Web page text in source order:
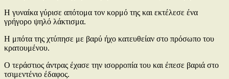
Η γυναίκα γύρισε απότομα τον κορμό της και εκτέλεσε ένα
γρήγορο ψηλό λάκτισμα.
Η μπότα της χτύπησε με βαρύ ήχο κατευθείαν στο πρόσωπο του
κρατουμένου.
Ο τεράστιος άντρας έχασε την ισορροπία του και έπεσε βαριά στο
τσιμεντένιο έδαφος.